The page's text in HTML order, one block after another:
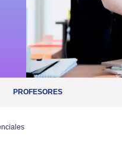
PROFESORES